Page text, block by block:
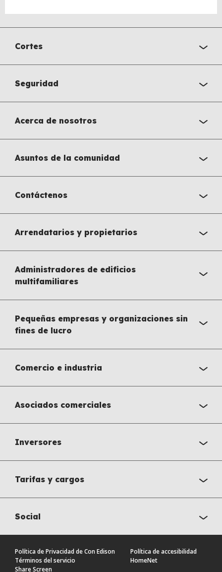
Cortes
Seguridad
Acerca de nosotros
Asuntos de la comunidad
Contáctenos
Arrendatarios y propietarios
Administradores de edificios
multifamiliares
Pequeñas empresas y organizaciones sin
fines de lucro
Comercio e industria
Asociados comerciales
Inversores
Tarifas y cargos
Social
Política de Privacidad de Con Edison
Política de accesibilidad
Términos del servicio
HomeNet
Share Screen